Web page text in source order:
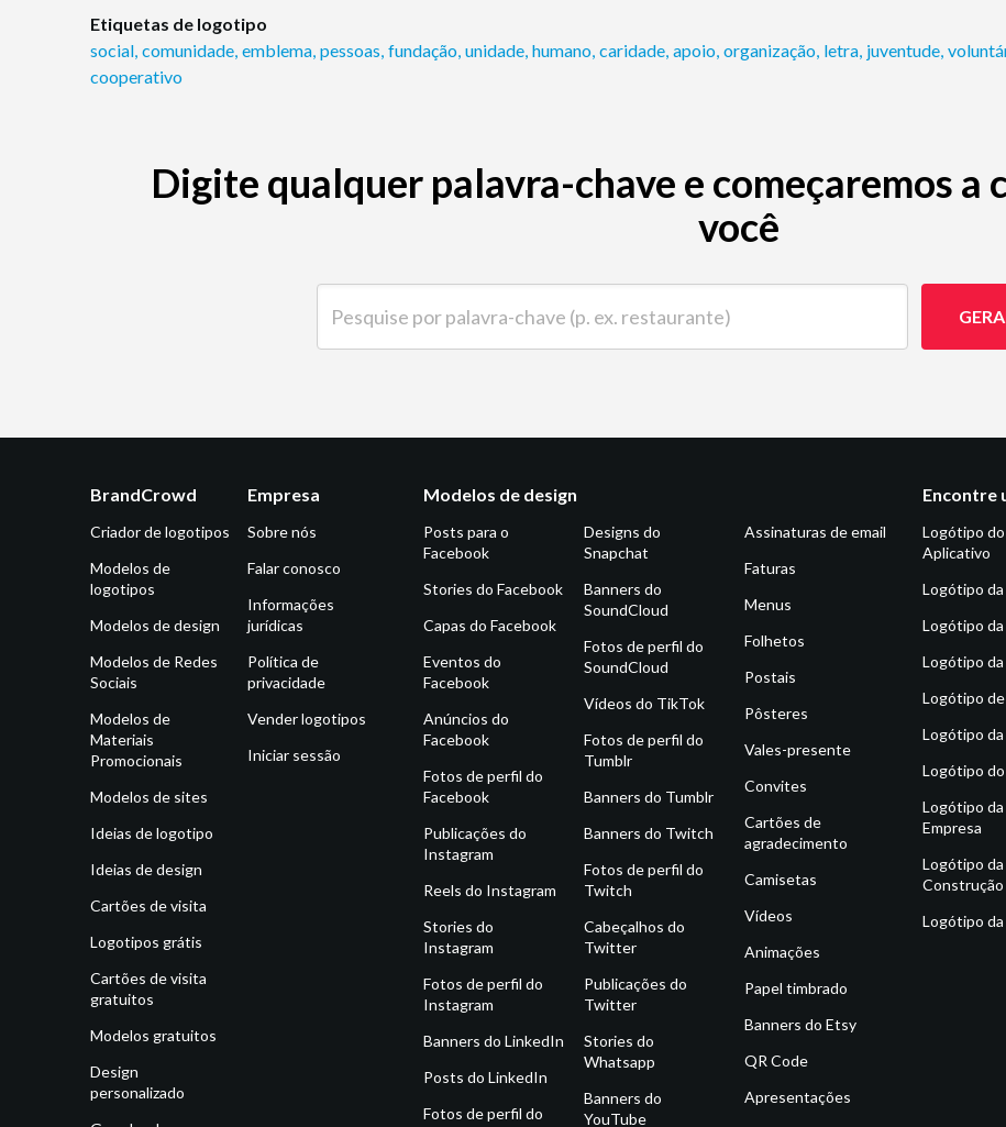
Etiquetas de logotipo
social, comunidade, emblema, pessoas, fundação, unidade, humano, caridade, apoio, organização, letra, juventude,
cooperativo
Digite qualquer palavra-chave e começaremos a
você
BrandCrowd
Criador de logotipos
Modelos de
logotipos
Modelos de design
Modelos de Redes
Sociais
Modelos de
Materiais
Promocionais
Modelos de sites
Ideias de logotipo
Ideias de design
Cartões de visita
Logotipos grátis
Cartões de visita
gratuitos
Modelos gratuitos
Design
personalizado
Empresa
Sobre nós
Falar conosco
Informações
jurídicas
Política de
privacidade
Vender logotipos
Iniciar sessão
Modelos de design
Posts para o
Facebook
Stories do Facebook
Capas do Facebook
Eventos do
Facebook
Anúncios do
Facebook
Fotos de perfil do
Facebook
Publicações do
Instagram
Reels do Instagram
Stories do
Instagram
Fotos de perfil do
Instagram
Banners do LinkedIn
Posts do LinkedIn
Fotos de perfil do
Designs do
Snapchat
Banners do
SoundCloud
Fotos de perfil do
SoundCloud
Vídeos do TikTok
Fotos de perfil do
Tumblr
Banners do Tumblr
Banners do Twitch
Fotos de perfil do
Twitch
Cabeçalhos do
Twitter
Publicações do
Twitter
Stories do
Whatsapp
Banners do
YouTube
Assinaturas de email
Faturas
Menus
Folhetos
Postais
Pôsteres
Vales-presente
Convites
Cartões de
agradecimento
Camisetas
Vídeos
Animações
Papel timbrado
Banners do Etsy
QR Code
Apresentações
Encontre
Logótipo do
Aplicativo
Logótipo da
Logótipo da
Logótipo da
Logótipo
Logótipo da
Logótipo
Logótipo da
Empresa
Logótipo da
Construção
Logótipo da